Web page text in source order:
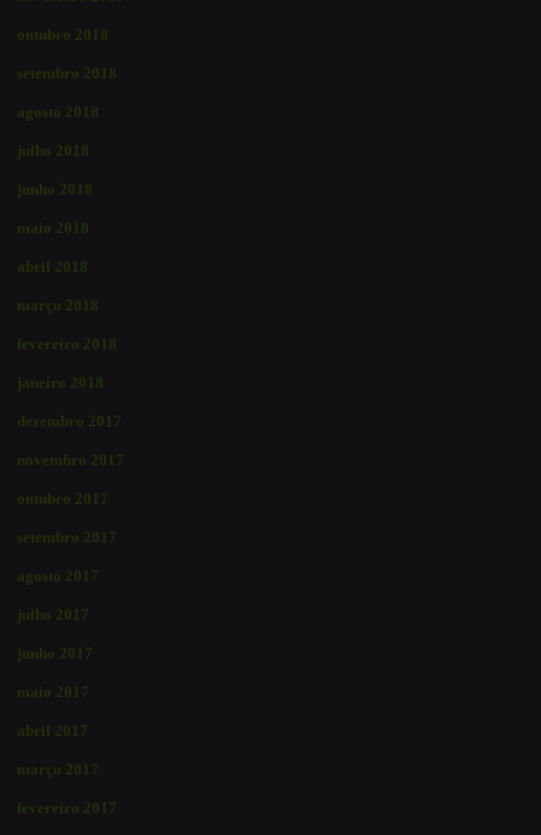
outubro 2018
setembro 2018
agosto 2018
julho 2018
junho 2018
maio 2018
abril 2018
março 2018
fevereiro 2018
janeiro 2018
dezembro 2017
novembro 2017
outubro 2017
setembro 2017
agosto 2017
julho 2017
junho 2017
maio 2017
abril 2017
março 2017
fevereiro 2017